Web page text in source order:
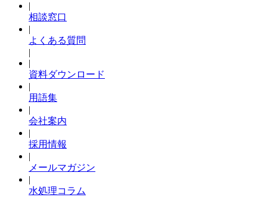
|
相談窓口
|
よくある質問
|
|
資料ダウンロード
|
用語集
|
会社案内
|
採用情報
|
メールマガジン
|
水処理コラム